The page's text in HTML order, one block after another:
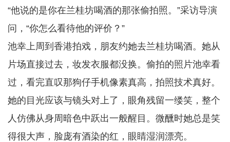
“他说的是你在兰桂坊喝酒的那张偷拍照。”采访导演
问，“你怎么看待他的评价？”
池幸上周到香港拍戏，朋友约她去兰桂坊喝酒。她从
片场直接过去，妆发衣服都没换。偷拍的照片池幸看
过，看完直叹那狗仔手机像素真高，拍照技术真好。
她的目光应该与镜头对上了，眼角残留一缕笑，整个
人仿佛从身周暗色中跃出一般醒目。微醺时她总是笑
得很大声，脸庞有酒染的红，眼睛湿润漂亮。